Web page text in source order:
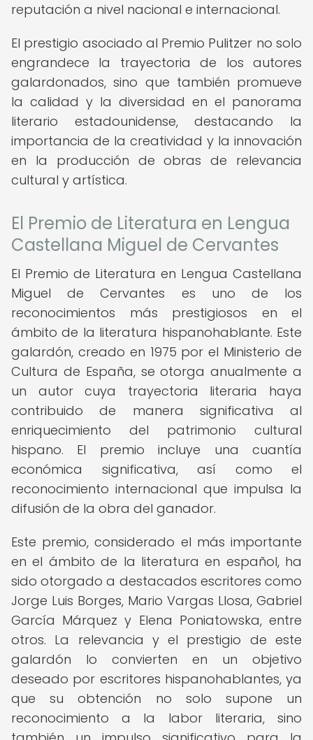
reputación a nivel nacional e internacional.
El prestigio asociado al Premio Pulitzer no solo
engrandece la trayectoria de los autores
galardonados, sino que también promueve
la calidad y la diversidad en el panorama
literario estadounidense, destacando la
importancia de la creatividad y la innovación
en la producción de obras de relevancia
cultural y artística.
El Premio de Literatura en Lengua
Castellana Miguel de Cervantes
El Premio de Literatura en Lengua Castellana
Miguel de Cervantes es uno de los
reconocimientos más prestigiosos en el
ámbito de la literatura hispanohablante. Este
galardón, creado en 1975 por el Ministerio de
Cultura de España, se otorga anualmente a
un autor cuya trayectoria literaria haya
contribuido de manera significativa al
enriquecimiento del patrimonio cultural
hispano. El premio incluye una cuantía
económica significativa, así como el
reconocimiento internacional que impulsa la
difusión de la obra del ganador.
Este premio, considerado el más importante
en el ámbito de la literatura en español, ha
sido otorgado a destacados escritores como
Jorge Luis Borges, Mario Vargas Llosa, Gabriel
García Márquez y Elena Poniatowska, entre
otros. La relevancia y el prestigio de este
galardón lo convierten en un objetivo
deseado por escritores hispanohablantes, ya
que su obtención no solo supone un
reconocimiento a la labor literaria, sino